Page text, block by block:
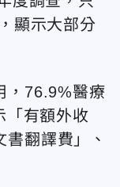
顯示大部分
，76.9%醫療
「有額外收
翻譯費」、